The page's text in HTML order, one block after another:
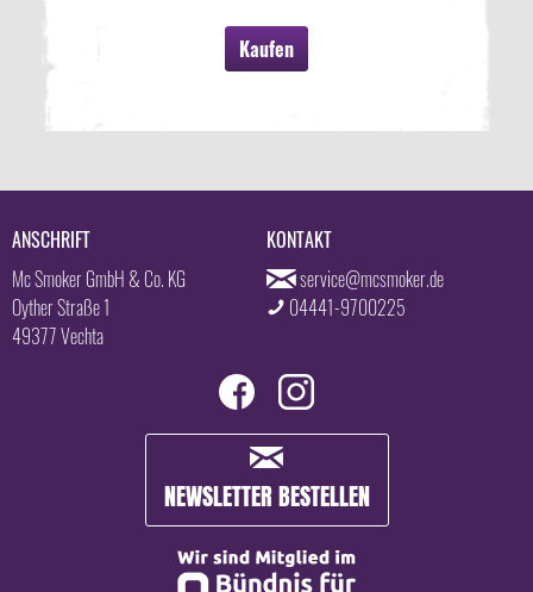
Kaufen
ANSCHRIFT
Mc Smoker GmbH & Co. KG
Oyther Straße 1
49377 Vechta
KONTAKT
service@mcsmoker.de
04441-9700225
NEWSLETTER BESTELLEN